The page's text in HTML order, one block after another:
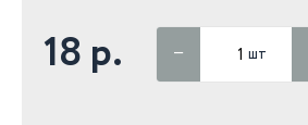
18 р. шт